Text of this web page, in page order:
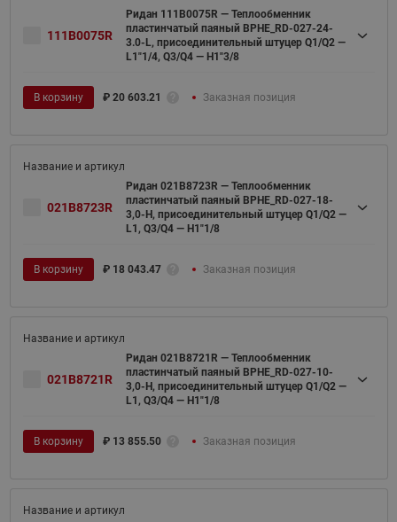
111B0075R
Ридан 111B0075R — Теплообменник
пластинчатый паяный BPHE_RD-027-24-
3.0-L, присоединительный штуцер Q1/Q2 —
L1"1/4, Q3/Q4 — H1"3/8
В корзину ₽ 20 603.21 Заказная позиция
021B8723R
Ридан 021B8723R — Теплообменник
пластинчатый паяный BPHE_RD-027-18-
3,0-H, присоединительный штуцер Q1/Q2 —
L1, Q3/Q4 — H1"1/8
В корзину ₽ 18 043.47 Заказная позиция
021B8721R
Ридан 021B8721R — Теплообменник
пластинчатый паяный BPHE_RD-027-10-
3,0-H, присоединительный штуцер Q1/Q2 —
L1, Q3/Q4 — H1"1/8
В корзину ₽ 13 855.50 Заказная позиция